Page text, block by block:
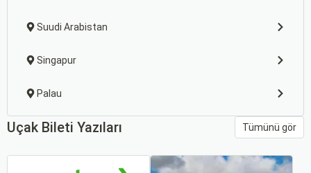
Suudi Arabistan
Singapur
Palau
Uçak Bileti Yazıları Tümünü gör